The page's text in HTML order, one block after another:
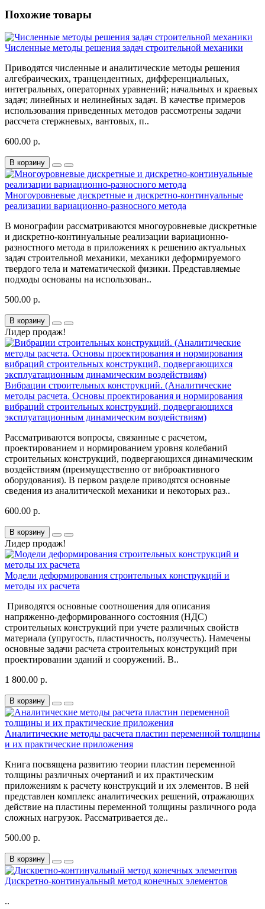
Похожие товары
Численные методы решения задач строительной механики
Приводятся численные и аналитические методы решения
алгебраических, транцендентных, дифференциальных,
интегральных, операторных уравнений; начальных и краевых
задач; линейных и нелинейных задач. В качестве примеров
использования приведенных методов рассмотрены задачи
рассчета стержневых, вантовых, п..
600.00 р.
В корзину
Многоуровневые дискретные и дискретно-континуальные
реализации вариационно-разносного метода
В монографии рассматриваются многоуровневые дискретные
и дискретно-континуальные реализации вариационно-
разностного метода в приложениях к решению актуальных
задач строительной механики, механики деформируемого
твердого тела и математической физики. Представляемые
подходы основаны на использован..
500.00 р.
В корзину
Лидер продаж!
Вибрации строительных конструкций. (Аналитические
методы расчета. Основы проектирования и нормирования
вибраций строительных конструкций, подвергающихся
эксплуатационным динамическим воздействиям)
Рассматриваются вопросы, связанные с расчетом,
проектированием и нормированием уровня колебаний
строительных конструкций, подвергающихся динамическим
воздействиям (преимущественно от виброактивного
оборудования). В первом разделе приводятся основные
сведения из аналитической механики и некоторых раз..
600.00 р.
В корзину
Лидер продаж!
Модели деформирования строительных конструкций и
методы их расчета
Приводятся основные соотношения для описания
напряженно-деформированного состояния (НДС)
строительных конструкций при учете различных свойств
материала (упругость, пластичность, ползучесть). Намечены
основные задачи расчета строительных конструкций при
проектировании зданий и сооружений. В..
1 800.00 р.
В корзину
Аналитические методы расчета пластин переменной толщины
и их практические приложения
Книга посвящена развитию теории пластин переменной
толщины различных очертаний и их практическим
приложениям к расчету конструкций и их элементов. В ней
представлен комплекс аналитических решений, отражающих
действие на пластины переменной толщины различного рода
сложных нагрузок. Рассматривается де..
500.00 р.
В корзину
Дискретно-континуальный метод конечных элементов
..